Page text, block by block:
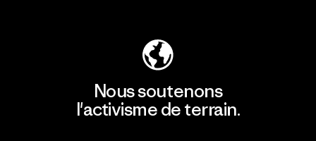
Nous soutenons
l'activisme de terrain.